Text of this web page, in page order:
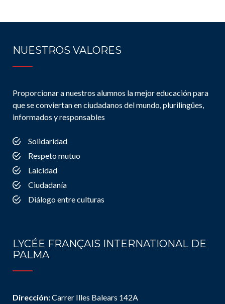
NUESTROS VALORES
Proporcionar a nuestros alumnos la mejor educación para
que se conviertan en ciudadanos del mundo, plurilingües,
informados y responsables
Solidaridad
Respeto mutuo
Laicidad
Ciudadanía
Diálogo entre culturas
LYCÉE FRANÇAIS INTERNATIONAL DE
PALMA
Dirección:Carrer Illes Balears 142A